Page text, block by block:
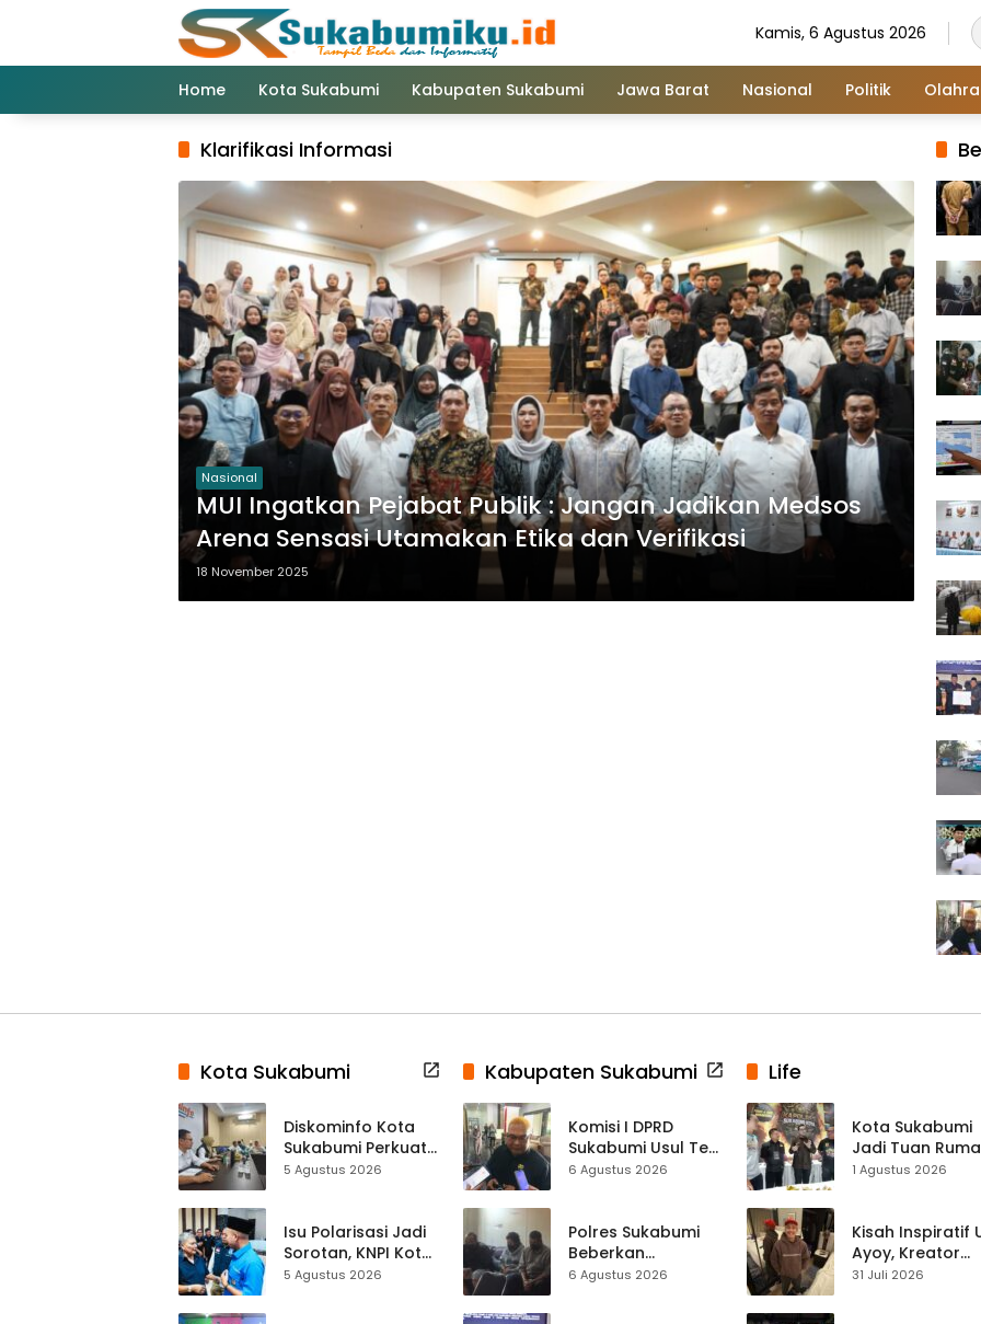
Kamis, 6 Agustus 2026
Home Kota Sukabumi Kabupaten Sukabumi Jawa Barat Nasional Politik
Klarifikasi Informasi
Nasional
MUI Ingatkan Pejabat Publik : Jangan Jadikan Medsos
Arena Sensasi Utamakan Etika dan Verifikasi
18 November 2025
Kota Sukabumi
Diskominfo Kota
Sukabumi Perkuat
Satu Data
Kewilayahan
Dikebut
5 Agustus 2026
Isu Polarisasi Jadi
Sorotan, KNPI Kota
Sukabumi Ajak
5 Agustus 2026
Kabupaten Sukabumi
Komisi I DPRD
Sukabumi Usul Tes
Rambut Jadi
2027
6 Agustus 2026
Polres Sukabumi
Beberkan
Kronologi
6 Agustus 2026
Life
Kota Sukabumi
Jadi Tuan
Kontes Batu Akik
1 Agustus 2026
Kisah Inspiratif
Ayoy, Kreator
TikTok Asal
31 Juli 2026